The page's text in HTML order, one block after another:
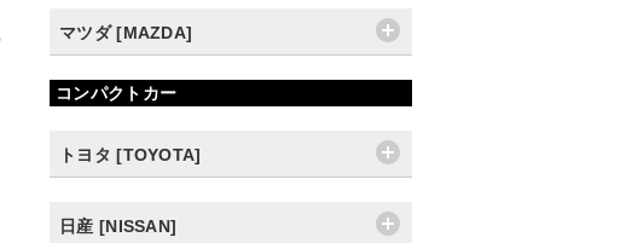
マツダ [MAZDA]
コンパクトカー
トヨタ [TOYOTA]
日産 [NISSAN]